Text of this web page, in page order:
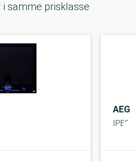
i samme prisklasse
AEG